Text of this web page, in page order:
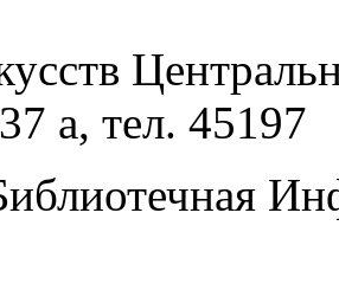
а, тел. 45197